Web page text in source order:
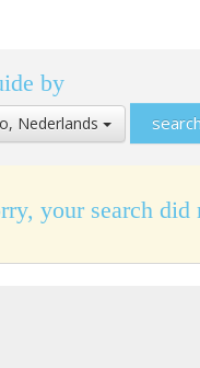
by
Nederlands
your search did